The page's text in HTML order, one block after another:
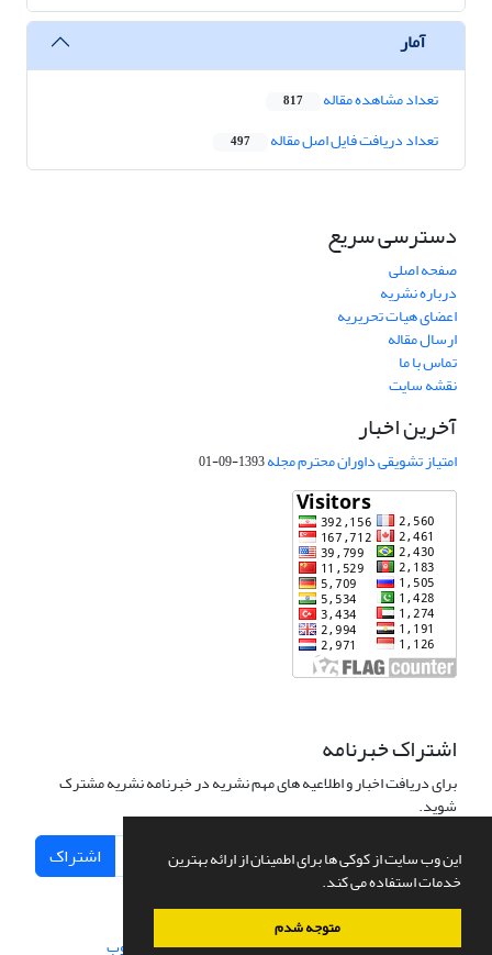
این وب سایت از کوکی ها برای اطمینان از ارائه بهترین
خدمات استفاده می کند.
متوجه شدم
آمار
تعداد مشاهده مقاله 817
تعداد دریافت فایل اصل مقاله 497
دسترسی سریع
صفحه اصلی
درباره نشریه
اعضای هیات تحریریه
ارسال مقاله
تماس با ما
نقشه سایت
آخرین اخبار
امتیاز تشویقی داوران محترم مجله1393-09-01
اشتراک خبرنامه
برای دریافت اخبار و اطلاعیه های مهم نشریه در خبرنامه نشریه مشترک
شوید.
اشتراک
سامانه مدیریت نشریات علمی.طراحی و پیاده سازی از سیناوب